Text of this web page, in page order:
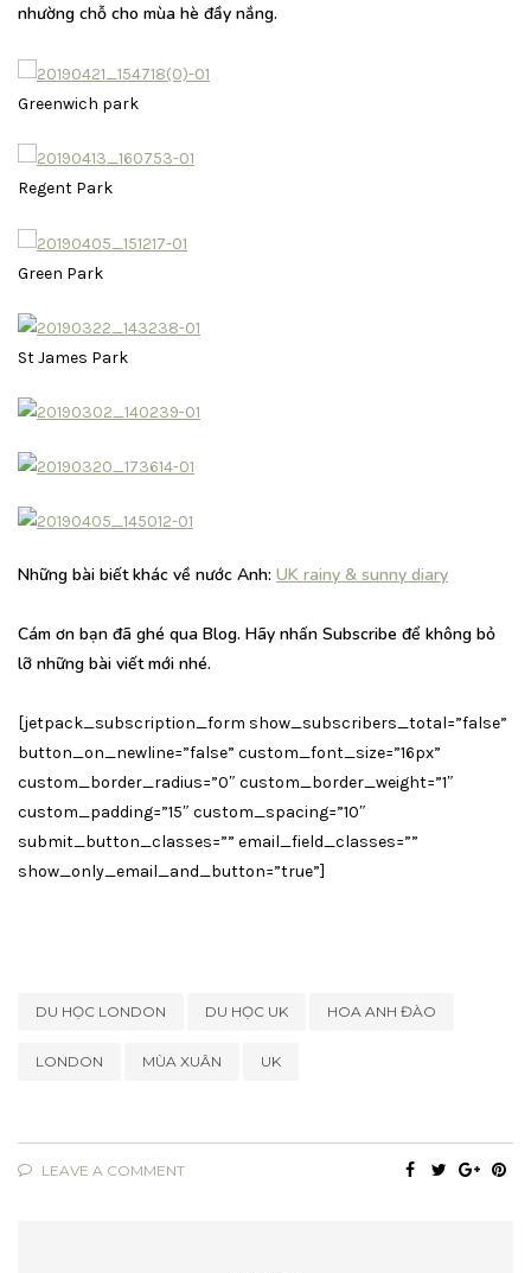
nhường chỗ cho mùa hè đầy nắng.
Greenwich park
Regent Park
Green Park
St James Park
Những bài biết khác về nước Anh: UK rainy & sunny diary
Cám ơn bạn đã ghé qua Blog. Hãy nhấn Subscribe để không bỏ
lỡ những bài viết mới nhé.
[jetpack_subscription_form show_subscribers_total=”false”
button_on_newline=”false” custom_font_size=”16px”
custom_border_radius=”0″ custom_border_weight=”1″
custom_padding=”15″ custom_spacing=”10″
submit_button_classes=”” email_field_classes=””
show_only_email_and_button=”true”]
DU HỌC LONDON DU HỌC UK HOA ANH ĐÀO
LONDON MÙA XUÂN UK
LEAVE A COMMENT